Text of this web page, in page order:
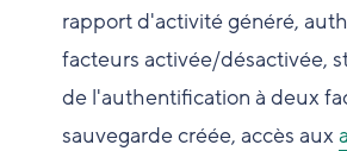
rapport d'activité généré,
facteurs activée/désactivée,
de l'authentification à deux
sauvegarde créée, accès aux